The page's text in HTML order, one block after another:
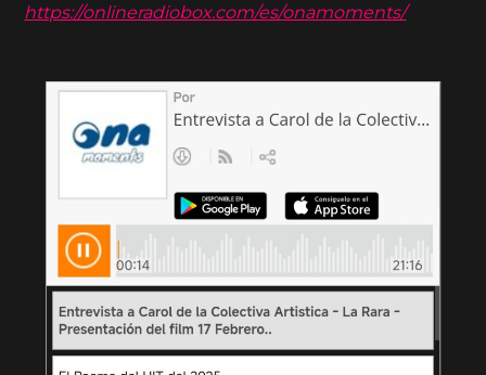
https://onlineradiobox.com/es/onamoments/